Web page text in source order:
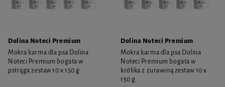
Dolina Noteci Premium
Mokra karma dla psa Dolina
Noteci Premium bogata w
pstrąga zestaw 10 x 150 g
Dolina Noteci Premium
Mokra karma dla psa Dolina
Noteci Premium bogata w
królika z żurawiną zestaw 10 x
150 g